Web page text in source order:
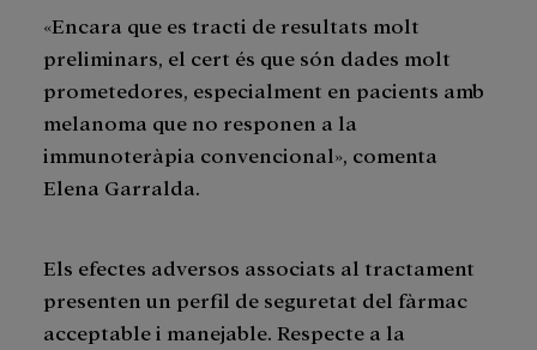
«Encara que es tracti de resultats molt
preliminars, el cert és que són dades molt
prometedores, especialment en pacients amb
melanoma que no responen a la
immunoteràpia convencional», comenta
Elena Garralda.
Els efectes adversos associats al tractament
presenten un perfil de seguretat del fàrmac
acceptable i manejable. Respecte a la